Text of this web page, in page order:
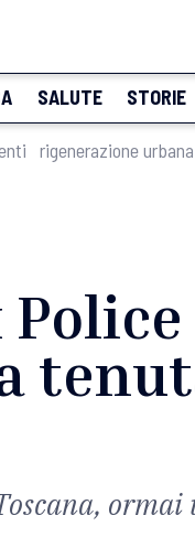
SALUTE STORIE
rigenerazione urbana
ormai